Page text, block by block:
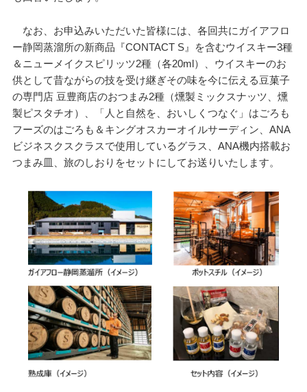
なお、お申込みいただいた皆様には、各回共にガイアフロ
ー静岡蒸溜所の新商品『CONTACT S』を含むウイスキー3種
＆ニューメイクスピリッツ2種（各20ml）、ウイスキーのお
供として昔ながらの技を受け継ぎその味を今に伝える豆菓子
の専門店 豆豊商店のおつまみ2種（燻製ミックスナッツ、燻
製ピスタチオ）、「人と自然を、おいしくつなぐ」はごろも
フーズのはごろも＆キングオスカーオイルサーディン、ANA
ビジネスクスクラスで使用しているグラス、ANA機内搭載お
つまみ皿、旅のしおりをセットにしてお送りいたします。